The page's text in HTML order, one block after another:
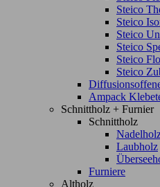
Steico
Steico
Steico
Steico
Steico
Steico
Ampack
Schnittholz + Furnier
Schnittholz
Laubholz
Furniere
Altholz